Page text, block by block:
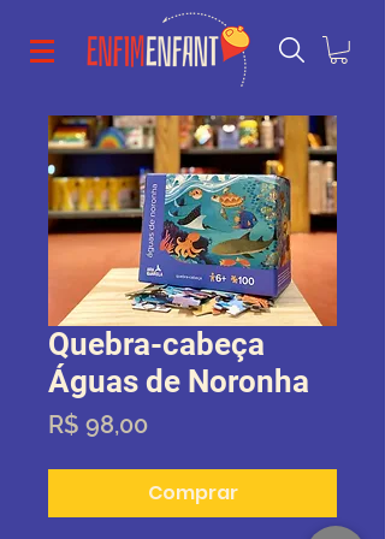
Quebra-cabeça
Águas de Noronha
R$ 98,00Preço
Comprar